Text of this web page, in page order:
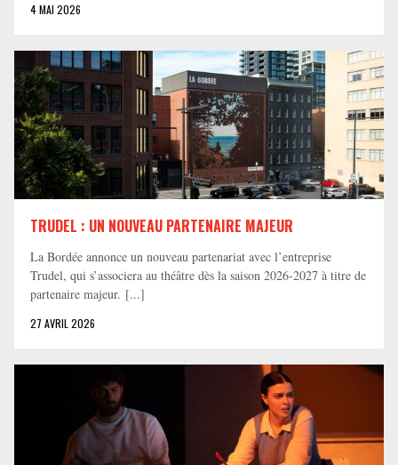
4 MAI 2026
TRUDEL : UN NOUVEAU PARTENAIRE MAJEUR
La Bordée annonce un nouveau partenariat avec l’entreprise
Trudel, qui s’associera au théâtre dès la saison 2026-2027 à titre de
partenaire majeur. [...]
27 AVRIL 2026